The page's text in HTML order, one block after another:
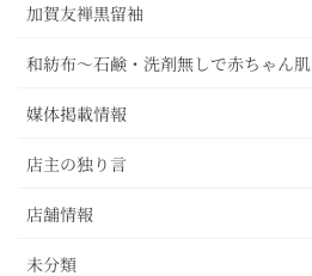
加賀友禅黒留袖
和紡布～石鹸・洗剤無しで赤ちゃん肌
媒体掲載情報
店主の独り言
店舗情報
未分類